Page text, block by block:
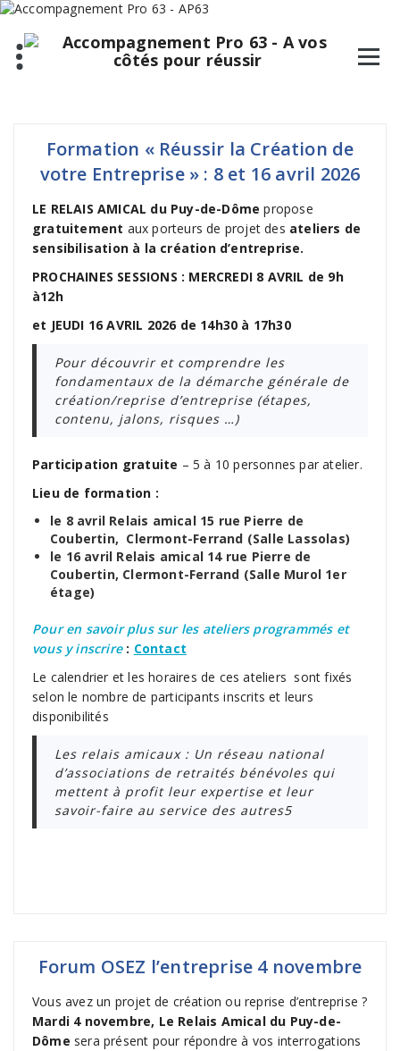
Aller
contenu
Formation « Réussir la Création de
votre Entreprise » : 8 et 16 avril 2026
LE RELAIS AMICAL du Puy-de-Dôme propose
gratuitement aux porteurs de projet des ateliers de
sensibilisation à la création d’entreprise.
PROCHAINES SESSIONS : MERCREDI 8 AVRIL de 9h
à12h
et JEUDI 16 AVRIL 2026 de 14h30 à 17h30
Pour découvrir et comprendre les
fondamentaux de la démarche générale de
création/reprise d’entreprise (étapes,
contenu, jalons, risques …)
Participation gratuite – 5 à 10 personnes par atelier.
Lieu de formation :
le 8 avril Relais amical 15 rue Pierre de
Coubertin, Clermont-Ferrand (Salle Lassolas)
le 16 avril Relais amical 14 rue Pierre de
Coubertin, Clermont-Ferrand (Salle Murol 1er
étage)
Pour en savoir plus sur les ateliers programmés et
vous y inscrire: Contact
Le calendrier et les horaires de ces ateliers sont fixés
selon le nombre de participants inscrits et leurs
disponibilités
Les relais amicaux : Un réseau national
d’associations de retraités bénévoles qui
mettent à profit leur expertise et leur
savoir-faire au service des autres5
Forum OSEZ l’entreprise 4 novembre
Vous avez un projet de création ou reprise d’entreprise ?
Mardi 4 novembre, Le Relais Amical du Puy-de-
Dôme sera présent pour répondre à vos interrogations